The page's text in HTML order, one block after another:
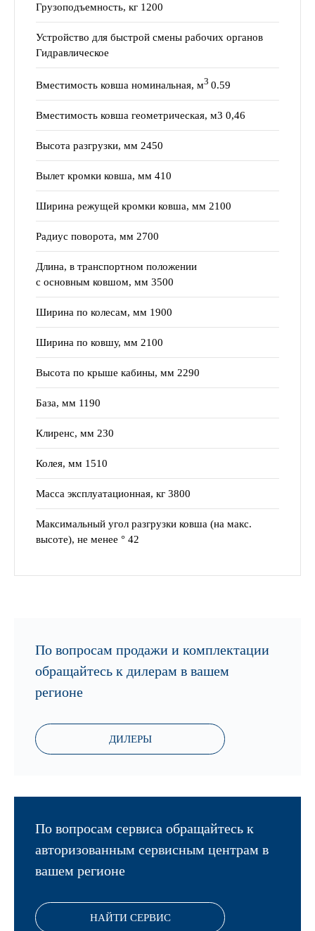
Грузоподъемность, кг 1200
Устройство для быстрой смены рабочих органов
Гидравлическое
Вместимость ковша номинальная, м3 0.59
Вместимость ковша геометрическая, м3 0,46
Высота разгрузки, мм 2450
Вылет кромки ковша, мм 410
Ширина режущей кромки ковша, мм 2100
Радиус поворота, мм 2700
Длина, в транспортном положении
с основным ковшом, мм 3500
Ширина по колесам, мм 1900
Ширина по ковшу, мм 2100
Высота по крыше кабины, мм 2290
База, мм 1190
Клиренс, мм 230
Колея, мм 1510
Масса эксплуатационная, кг 3800
Максимальный угол разгрузки ковша (на макс.
высоте), не менее ° 42
По вопросам продажи и комплектации
обращайтесь к дилерам в вашем
регионе
ДИЛЕРЫ
По вопросам сервиса обращайтесь к
авторизованным сервисным центрам в
вашем регионе
НАЙТИ СЕРВИС